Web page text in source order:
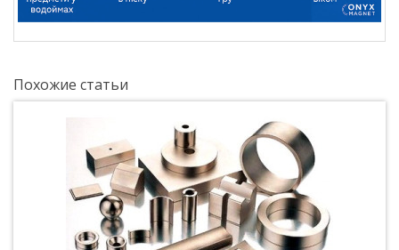
Похожие статьи